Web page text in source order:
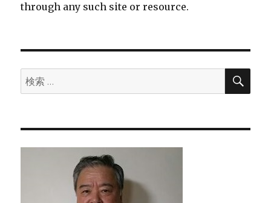
through any such site or resource.
検
索:
検